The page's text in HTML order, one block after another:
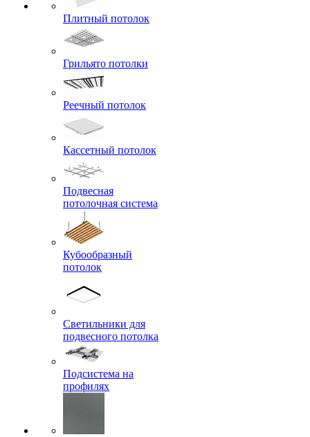
Плитный потолок
Грильято потолки
Реечный потолок
Кассетный потолок
Подвесная
потолочная система
Кубообразный
потолок
Светильники для
подвесного потолка
Подсистема на
профилях